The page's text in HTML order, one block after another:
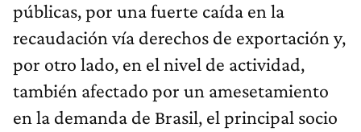
públicas, por una fuerte caída en la
recaudación vía derechos de exportación y,
por otro lado, en el nivel de actividad,
también afectado por un amesetamiento
en la demanda de Brasil, el principal socio